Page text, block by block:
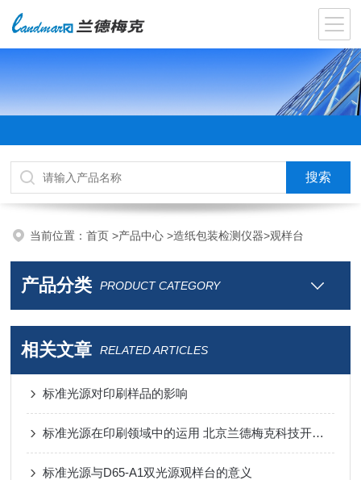
当前位置：首页>产品中心>造纸包装检测仪器>观样台
产品分类 PRODUCT CATEGORY
相关文章 RELATED ARTICLES
标准光源对印刷样品的影响
标准光源在印刷领域中的运用 北京兰德梅克科技开发有限公司
标准光源与D65-A1双光源观样台的意义